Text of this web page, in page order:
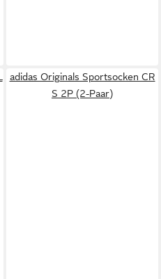
adidas Originals Sportsocken CR
S 2P (2-Paar)